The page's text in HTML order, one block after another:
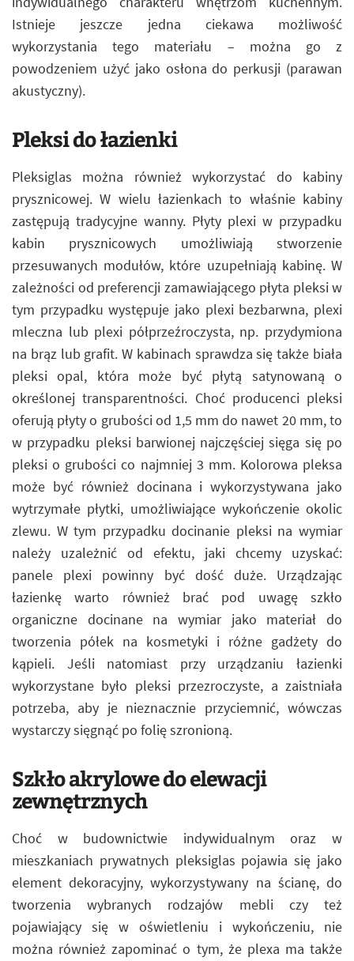
Istnieje jeszcze jedna ciekawa możliwość
wykorzystania tego materiału – można go z
powodzeniem użyć jako osłona do perkusji (parawan
akustyczny).
Pleksi do łazienki
Pleksiglas można również wykorzystać do kabiny
prysznicowej. W wielu łazienkach to właśnie kabiny
zastępują tradycyjne wanny. Płyty plexi w przypadku
kabin prysznicowych umożliwiają stworzenie
przesuwanych modułów, które uzupełniają kabinę. W
zależności od preferencji zamawiającego płyta pleksi w
tym przypadku występuje jako plexi bezbarwna, plexi
mleczna lub plexi półprzeźroczysta, np. przydymiona
na brąz lub grafit. W kabinach sprawdza się także biała
pleksi opal, która może być płytą satynowaną o
określonej transparentności. Choć producenci pleksi
oferują płyty o grubości od 1,5 mm do nawet 20 mm, to
w przypadku pleksi barwionej najczęściej sięga się po
pleksi o grubości co najmniej 3 mm. Kolorowa pleksa
może być również docinana i wykorzystywana jako
wytrzymałe płytki, umożliwiające wykończenie okolic
zlewu. W tym przypadku docinanie pleksi na wymiar
należy uzależnić od efektu, jaki chcemy uzyskać:
panele plexi powinny być dość duże. Urządzając
łazienkę warto również brać pod uwagę szkło
organiczne docinane na wymiar jako materiał do
tworzenia półek na kosmetyki i różne gadżety do
kąpieli. Jeśli natomiast przy urządzaniu łazienki
wykorzystane było pleksi przezroczyste, a zaistniała
potrzeba, aby je nieznacznie przyciemnić, wówczas
wystarczy sięgnąć po folię szronioną.
Szkło akrylowe do elewacji
zewnętrznych
Choć w budownictwie indywidualnym oraz w
mieszkaniach prywatnych pleksiglas pojawia się jako
element dekoracyjny, wykorzystywany na ścianę, do
tworzenia wybranych rodzajów mebli czy też
pojawiający się w oświetleniu i wykończeniu, nie
można również zapominać o tym, że plexa ma także